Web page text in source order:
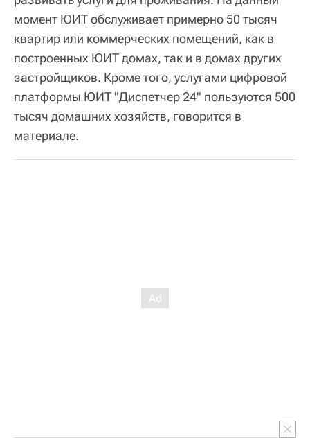
момент ЮИТ обслуживает примерно 50 тысяч
квартир или коммерческих помещений, как в
построенных ЮИТ домах, так и в домах других
застройщиков. Кроме того, услугами цифровой
платформы ЮИТ "Диспетчер 24" пользуются 500
тысяч домашних хозяйств, говорится в
материале.